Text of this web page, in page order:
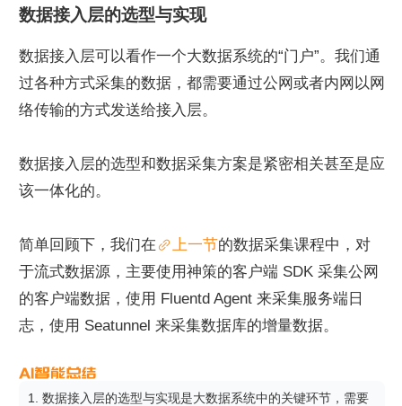
数据接入层的选型与实现
数据接入层可以看作一个大数据系统的“门户”。我们通
过各种方式采集的数据，都需要通过公网或者内网以网
络传输的方式发送给接入层。
数据接入层的选型和数据采集方案是紧密相关甚至是应
该一体化的。
简单回顾下，我们在 上一节的数据采集课程中，对
于流式数据源，主要使用神策的客户端 SDK 采集公网
的客户端数据，使用 Fluentd Agent 来采集服务端日
志，使用 Seatunnel 来采集数据库的增量数据。
1. 数据接入层的选型与实现是大数据系统中的关键环节，需要